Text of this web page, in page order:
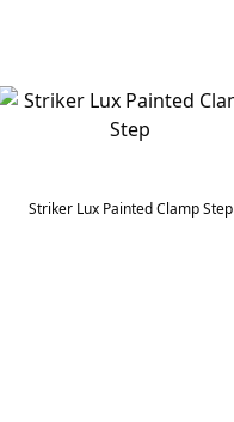
Striker Lux Painted Clamp Step